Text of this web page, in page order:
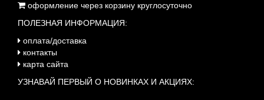
оформление через корзину круглосуточно
ПОЛЕЗНАЯ ИНФОРМАЦИЯ:
оплата/доставка
контакты
карта сайта
УЗНАВАЙ ПЕРВЫЙ О НОВИНКАХ И АКЦИЯХ: